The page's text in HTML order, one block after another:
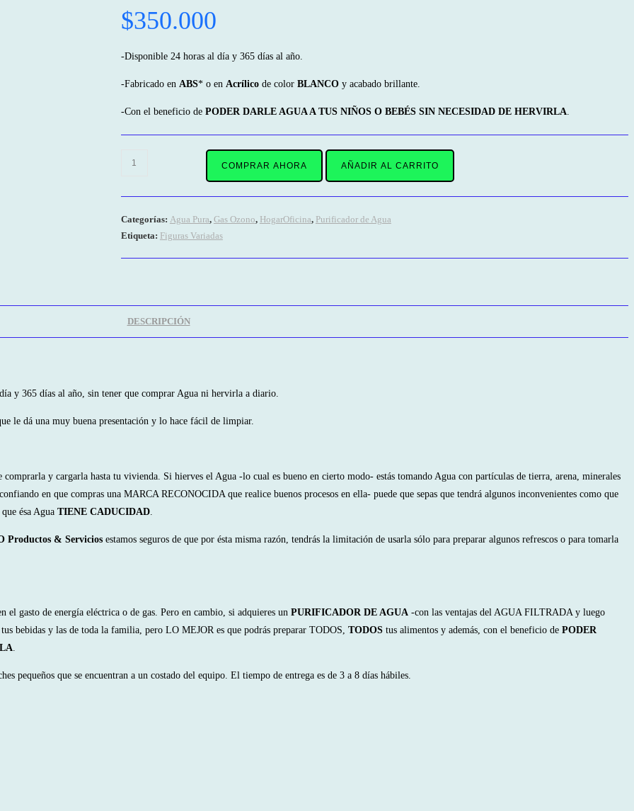
$350.000
-Disponible 24 horas al día y 365 días al año.
-Fabricado en ABS* o en Acrílicode color BLANCOy acabado brillante.
-Con el beneficio de PODER DARLE AGUA A TUS NIÑOS O BEBÉS SIN NECESIDAD DE HERVIRLA.
en
Acrílico
con
cantidad
COMPRAR AHORA AÑADIR AL CARRITO
Categorías: Agua Pura, Gas Ozono, HogarOficina, Purificador de Agua
Etiqueta: Figuras Variadas
DESCRIPCIÓN
y 365 días al año, sin tener que comprar Agua ni hervirla a diario.
le dá una muy buena presentación y lo hace fácil de limpiar.
y cargarla hasta tu vivienda. Si hierves el Agua -lo cual es bueno en cierto modo- estás tomando Agua con partículas de tierra, arena, minerales
en que compras una MARCA RECONOCIDA que realice buenos procesos en ella- puede que sepas que tendrá algunos inconvenientes como que
ésa Agua TIENE CADUCIDAD.
Productos & Servicios estamos seguros de que por ésta misma razón, tendrás la limitación de usarla sólo para preparar algunos refrescos o para tomarla
gasto de energía eléctrica o de gas. Pero en cambio, si adquieres un PURIFICADOR DE AGUA -con las ventajas del AGUA FILTRADA y luego
bebidas y las de toda la familia, pero LO MEJOR es que podrás preparar TODOS, TODOS tus alimentos y además, con el beneficio de PODER
.
pequeños que se encuentran a un costado del equipo. El tiempo de entrega es de 3 a 8 días hábiles.